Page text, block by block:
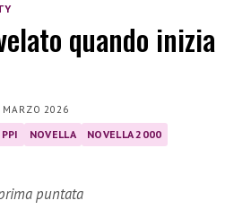
quando inizia
MARZO 2026
NOVELLA
NOVELLA 2000
puntata